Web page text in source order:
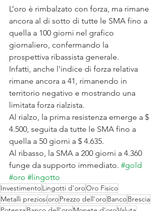
L’oro è rimbalzato con forza, ma rimane
ancora al di sotto di tutte le SMA fino a
quella a 100 giorni nel grafico
giornaliero, confermando la
prospettiva ribassista generale.
Infatti, anche l'indice di forza relativa
rimane ancora a 41, rimanendo in
territorio negativo e mostrando una
limitata forza rialzista.
Al rialzo, la prima resistenza emerge a $
4.500, seguita da tutte le SMA fino a
quella a 50 giorni a $ 4.635.
Al ribasso, la SMA a 200 giorni a 4.360
funge da supporto immediato. #gold
#oro #lingotto
InvestimentoLingotti d'oroOro Fisico
Metalli preziosioroPrezzo dell'oroBancoBrescia